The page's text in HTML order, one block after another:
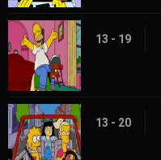
13 - 19
13 - 20